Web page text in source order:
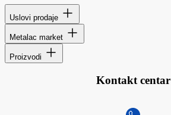
Uslovi prodaje
Metalac market
Proizvodi
Kontakt centar